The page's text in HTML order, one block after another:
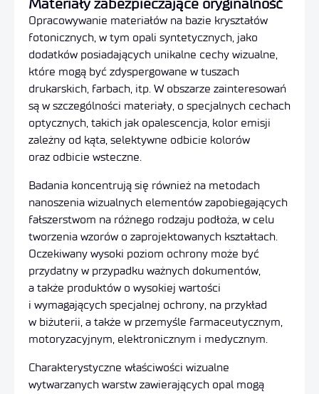
Materiały zabezpieczające oryginalność
Opracowywanie materiałów na bazie kryształów
fotonicznych, w tym opali syntetycznych, jako
dodatków posiadających unikalne cechy wizualne,
które mogą być zdyspergowane w tuszach
drukarskich, farbach, itp. W obszarze zainteresowań
są w szczególności materiały, o specjalnych cechach
optycznych, takich jak opalescencja, kolor emisji
zależny od kąta, selektywne odbicie kolorów
oraz odbicie wsteczne.
Badania koncentrują się również na metodach
nanoszenia wizualnych elementów zapobiegających
fałszerstwom na różnego rodzaju podłoża, w celu
tworzenia wzorów o zaprojektowanych kształtach.
Oczekiwany wysoki poziom ochrony może być
przydatny w przypadku ważnych dokumentów,
a także produktów o wysokiej wartości
i wymagających specjalnej ochrony, na przykład
w biżuterii, a także w przemyśle farmaceutycznym,
motoryzacyjnym, elektronicznym i medycznym.
Charakterystyczne właściwości wizualne
wytwarzanych warstw zawierających opal mogą